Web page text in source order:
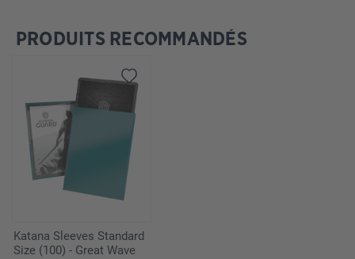
Ignorer la galerie de produits
PRODUITS RECOMMANDÉS
Katana Sleeves Standard
Size (100) - Great Wave